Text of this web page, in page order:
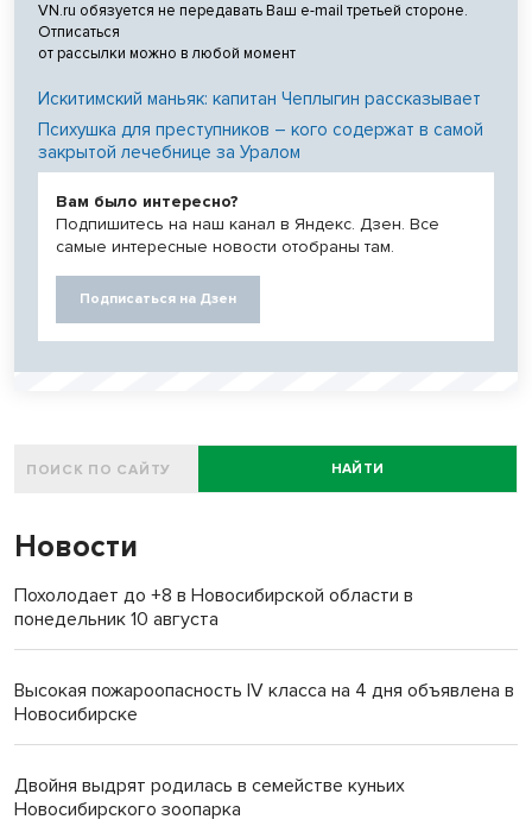
VN.ru обязуется не передавать Ваш e-mail третьей стороне.
Отписаться
от рассылки можно в любой момент
Искитимский маньяк: капитан Чеплыгин рассказывает
Психушка для преступников – кого содержат в самой
закрытой лечебнице за Уралом
Вам было интересно?
Подпишитесь на наш канал в Яндекс. Дзен. Все
самые интересные новости отобраны там.
Подписаться на Дзен
НАЙТИ
Новости
Похолодает до +8 в Новосибирской области в
понедельник 10 августа
Высокая пожароопасность IV класса на 4 дня объявлена в
Новосибирске
Двойня выдрят родилась в семействе куньих
Новосибирского зоопарка